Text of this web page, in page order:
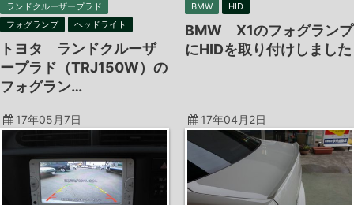
ランドクルーザープラド
フォグランプ
ヘッドライト
トヨタ ランドクルーザ
ープラド（TRJ150W）の
フォグラン…
BMW HID
BMW X1のフォグランプ
にHIDを取り付けしました
17年05月7日 17年04月2日